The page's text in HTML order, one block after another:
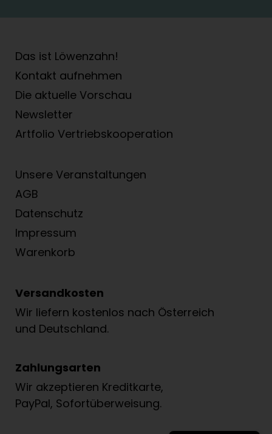
Das ist Löwenzahn!
Kontakt aufnehmen
Die aktuelle Vorschau
Newsletter
Artfolio Vertriebs­kooperation
Unsere Veranstaltungen
AGB
Datenschutz
Impressum
Warenkorb
Versandkosten
Wir liefern kostenlos nach Österreich
und Deutschland.
Zahlungsarten
Wir akzeptieren Kreditkarte,
PayPal, Sofortüberweisung.